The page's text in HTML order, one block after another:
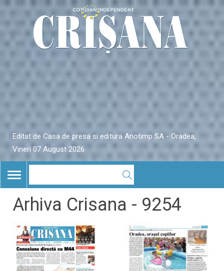
Editat de Casa de presa si editura Anotimp SA - Oradea,
Vineri 07 August 2026
TOGGLE
NAVIGATION
Arhiva Crisana - 9254